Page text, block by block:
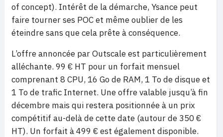
of concept). Intérêt de la démarche, Ysance peut
faire tourner ses POC et même oublier de les
éteindre sans que cela prête à conséquence.
L’offre annoncée par Outscale est particulièrement
alléchante. 99 € HT pour un forfait mensuel
comprenant 8 CPU, 16 Go de RAM, 1 To de disque et
1 To de trafic Internet. Une offre valable jusqu’à fin
décembre mais qui restera positionnée à un prix
compétitif au-delà de cette date (autour de 350 €
HT). Un forfait à 499 € est également disponible.